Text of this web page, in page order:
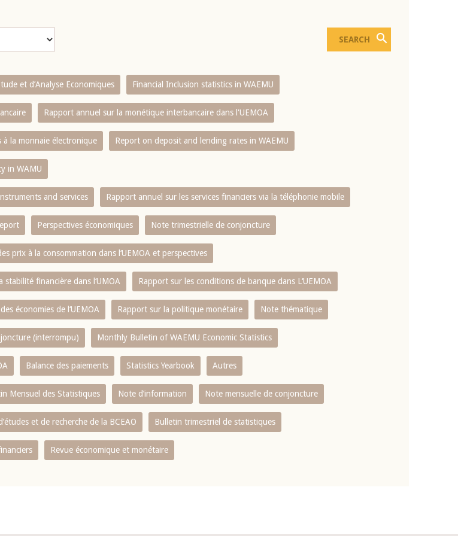
et d’Analyse Economiques Financial Inclusion statistics in WAEMU
Rapport annuel sur la monétique interbancaire dans l'UEMOA
à la monnaie électronique Report on deposit and lending rates in WAEMU
in WAMU
and services Rapport annuel sur les services financiers via la téléphonie mobile
Perspectives économiques Note trimestrielle de conjoncture
prix à la consommation dans l‘UEMOA et perspectives
stabilité financière dans l‘UMOA Rapport sur les conditions de banque dans L‘UEMOA
économies de l‘UEMOA Rapport sur la politique monétaire Note thématique
(interrompu) Monthly Bulletin of WAEMU Economic Statistics
Balance des paiements Statistics Yearbook Autres
Mensuel des Statistiques Note d’information Note mensuelle de conjoncture
et de recherche de la BCEAO Bulletin trimestriel de statistiques
Revue économique et monétaire